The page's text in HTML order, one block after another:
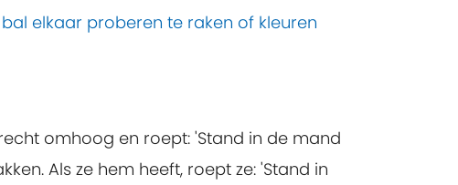
elkaar proberen te raken of kleuren
omhoog en roept: 'Stand in de mand
Als ze hem heeft, roept ze: 'Stand in